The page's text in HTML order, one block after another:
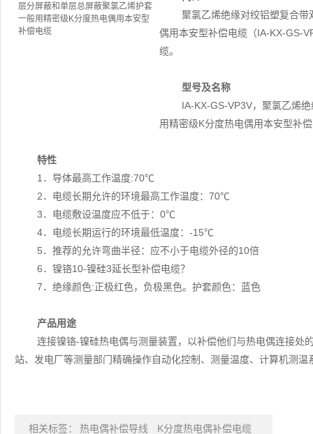
聚氯乙烯绝缘对绞铝塑复合
偶用本安型补偿电缆（IA-KX-GS-
缆。
型号及名称
IA-KX-GS-VP3V，聚氯乙烯
用精密级K分度热电偶用本安型补
特性
1．导体最高工作温度:70℃
2．电缆长期允许的环境最高工作温度：70℃
3．电缆敷设温度应不低于：0℃
4．电缆长期运行的环境最低温度：-15℃
5．推荐的允许弯曲半径：应不小于电缆外径的10倍
6．镍铬10-镍硅3延长型补偿电缆？
7．绝缘颜色:正极红色，负极黑色。护套颜色：蓝色
产品用途
连接镍铬-镍硅热电偶与测量装置，以补偿他们与热电偶连接处
站、发电厂等测量部门精确操作自动化控制、测量温度、计算机测温
相关标签： 热电偶补偿导线 K分度热电偶补偿电缆